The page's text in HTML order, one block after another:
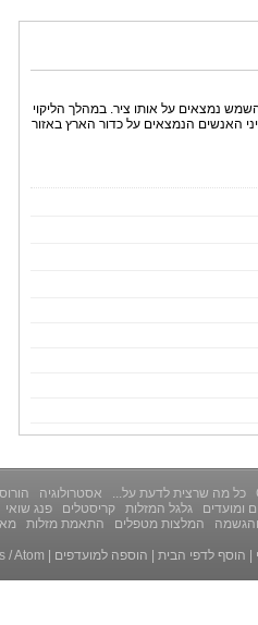
נמצאים על אותו ציר. במהלך הליקוי
האנשים הנמצאים על כדור הארץ באזור
כל מה שרצית לדעת על... אסטרולוגיה
ומועדים גלגל המזלות קריסטלים פנג שואי
המלצות מטפלים התאמת מזלות
הוסף לדפי הבית הוספה למועדפים /Atom